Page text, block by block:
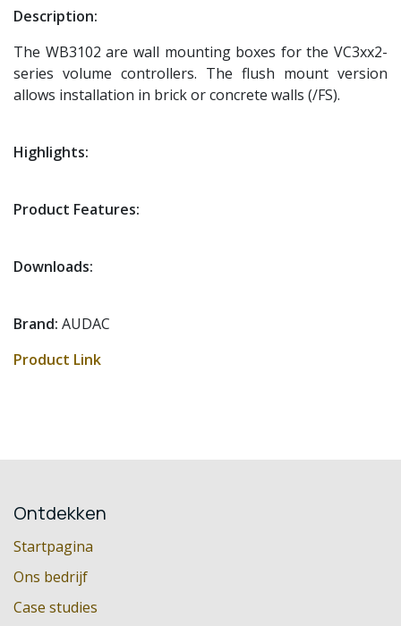
Description:
The WB3102 are wall mounting boxes for the VC3xx2-
series volume controllers. The flush mount version
allows installation in brick or concrete walls (/FS).
Highlights:
Product Features:
Downloads:
Brand: AUDAC
Product Link
Ontdekken
Startpagina
Ons bedrijf
Case studies